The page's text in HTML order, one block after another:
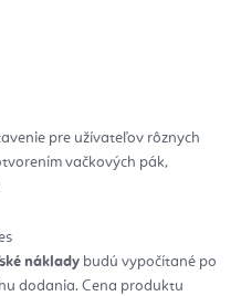
pre užívateľov rôznych
vačkových pák,
náklady budú vypočítané po
dodania. Cena produktu